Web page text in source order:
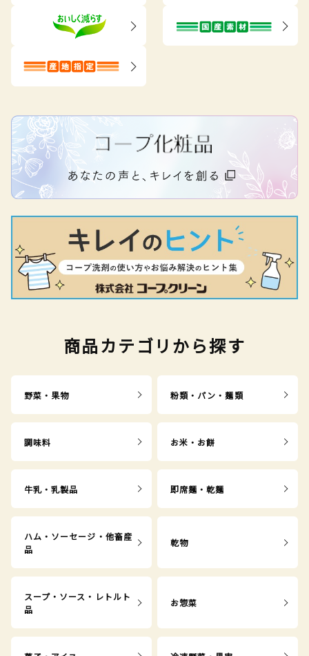
商品カテゴリから探す
野菜・果物 粉類・パン・麺類
調味料 お米・お餅
牛乳・乳製品 即席麺・乾麺
ハム・ソーセージ・他畜産
品
乾物
スープ・ソース・レトルト
品
お惣菜